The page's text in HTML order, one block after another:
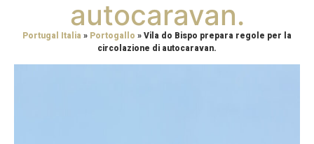
autocaravan.
Portugal Italia » Portogallo »Vila do Bispo prepara regole per la
circolazione di autocaravan.